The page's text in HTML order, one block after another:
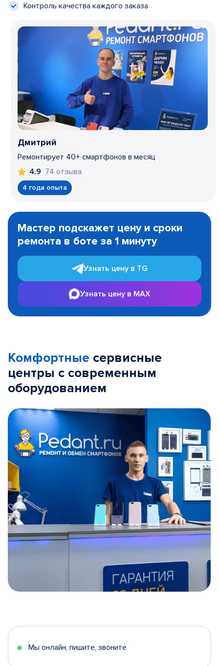
Контроль качества каждого заказа
Дмитрий
Ремонтирует 40+ смартфонов в месяц
4,9 74 отзыва
4 года опыта
1
Мастер подскажет цену и сроки
ремонта в боте за 1 минуту
Узнать цену в TG
Узнать цену в MAX
Комфортные сервисные
центры с современным
оборудованием
5
Мы онлайн, пишите, звоните